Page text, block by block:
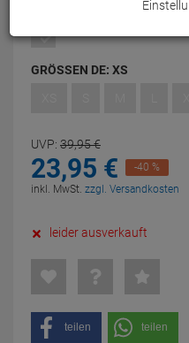
GRÖSSEN DE: XS
UVP: 39,95€
23,95 €
-40 %
inkl. MwSt. zzgl. Versandkosten
leider ausverkauft
teilen teilen